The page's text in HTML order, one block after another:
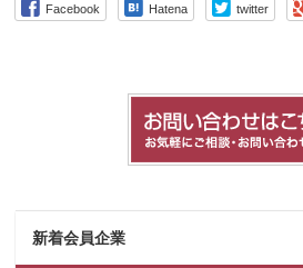
Facebook Hatena twitter
新着会員企業